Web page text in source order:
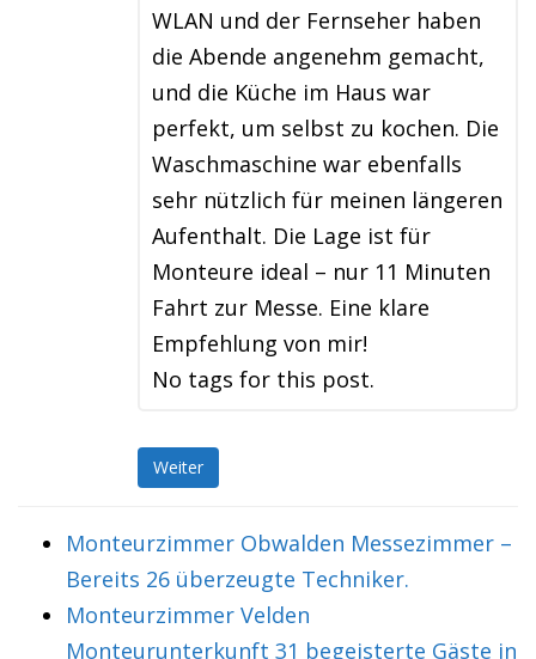
WLAN und der Fernseher haben
die Abende angenehm gemacht,
und die Küche im Haus war
perfekt, um selbst zu kochen. Die
Waschmaschine war ebenfalls
sehr nützlich für meinen längeren
Aufenthalt. Die Lage ist für
Monteure ideal – nur 11 Minuten
Fahrt zur Messe. Eine klare
Empfehlung von mir!
No tags for this post.
Weiter
Monteurzimmer Obwalden Messezimmer –
Bereits 26 überzeugte Techniker.
Monteurzimmer Velden
Monteurunterkunft 31 begeisterte Gäste in